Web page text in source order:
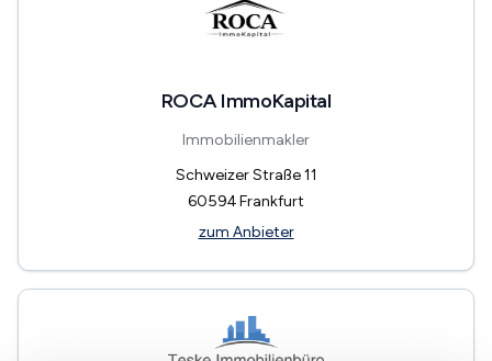
ROCA ImmoKapital
Immobilienmakler
Schweizer Straße 11
60594Frankfurt
zum Anbieter